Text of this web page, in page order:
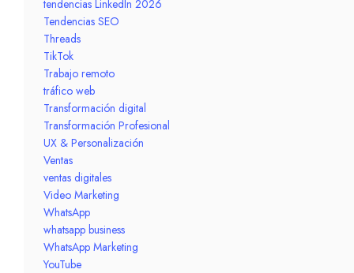
tendencias LinkedIn 2026
Tendencias SEO
Threads
TikTok
Trabajo remoto
tráfico web
Transformación digital
Transformación Profesional
UX & Personalización
Ventas
ventas digitales
Video Marketing
WhatsApp
whatsapp business
WhatsApp Marketing
YouTube